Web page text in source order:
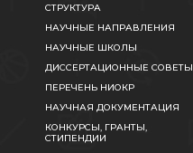
СТРУКТУРА
НАУЧНЫЕ НАПРАВЛЕНИЯ
НАУЧНЫЕ ШКОЛЫ
ДИССЕРТАЦИОННЫЕ СОВЕТЫ
ПЕРЕЧЕНЬ НИОКР
НАУЧНАЯ ДОКУМЕНТАЦИЯ
КОНКУРСЫ, ГРАНТЫ,
СТИПЕНДИИ